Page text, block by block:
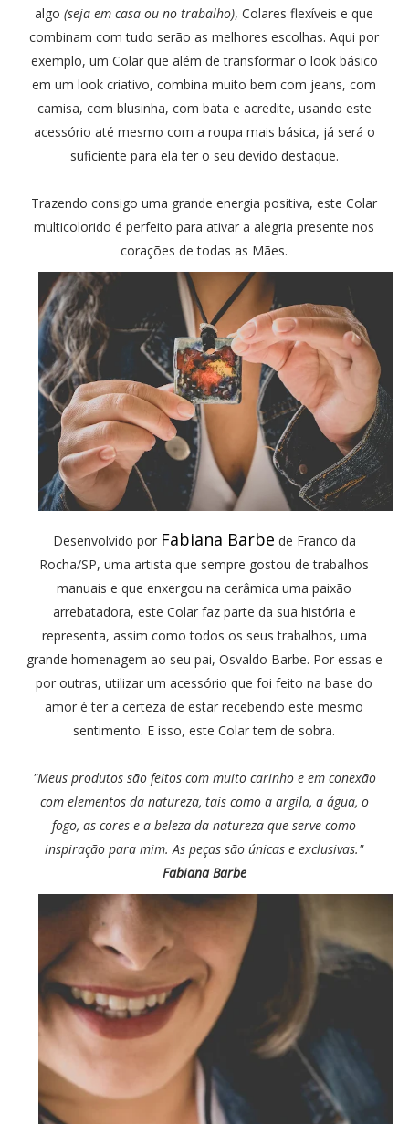
algo(seja em casa ou no trabalho), Colares flexíveis e que
combinam com tudo serão as melhores escolhas. Aqui por
exemplo, um Colar que além de transformar o look básico
em um look criativo, combina muito bem com jeans, com
camisa, com blusinha, com bata e acredite, usando este
acessório até mesmo com a roupa mais básica, já será o
suficiente para ela ter o seu devido destaque.
Trazendo consigo uma grande energia positiva, este Colar
multicolorido é perfeito para ativar a alegria presente nos
corações de todas as Mães.
Desenvolvido por Fabiana Barbe de Franco da
Rocha/SP, uma artista que sempre gostou de trabalhos
manuais e que enxergou na cerâmica uma paixão
arrebatadora, este Colar faz parte da sua história e
representa, assim como todos os seus trabalhos, uma
grande homenagem ao seu pai, Osvaldo Barbe. Por essas e
por outras, utilizar um acessório que foi feito na base do
amor é ter a certeza de estar recebendo este mesmo
sentimento. E isso, este Colar tem de sobra.
"Meus produtos são feitos com muito carinho e em conexão
com elementos da natureza, tais como a argila, a água, o
fogo, as cores e a beleza da natureza que serve como
inspiração para mim. As peças são únicas e exclusivas."
Fabiana Barbe